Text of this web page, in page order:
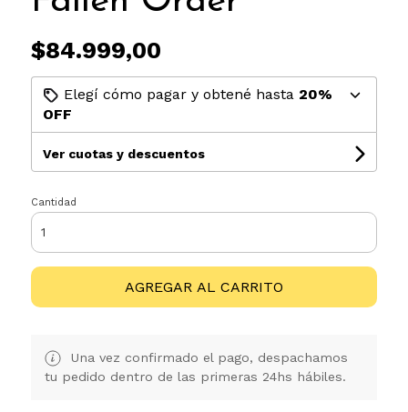
$84.999,00
Elegí cómo pagar y obtené hasta 20%
OFF
Ver cuotas y descuentos
Cantidad
AGREGAR AL CARRITO
Una vez confirmado el pago, despachamos
tu pedido dentro de las primeras 24hs hábiles.